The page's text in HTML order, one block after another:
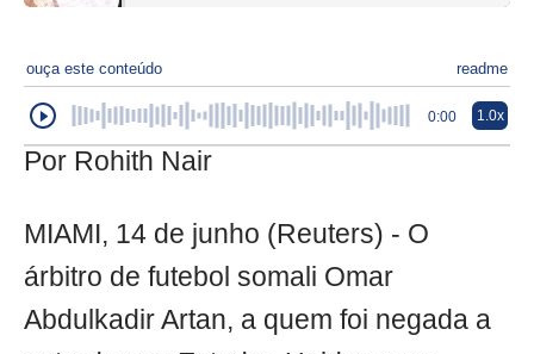
ouça este conteúdo readme
0:00 1.0x
Por Rohith Nair
MIAMI, 14 de junho (Reuters) - O
árbitro de futebol somali Omar
Abdulkadir Artan, a quem foi negada a